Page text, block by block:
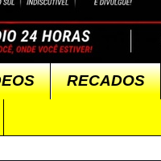
RECADOS